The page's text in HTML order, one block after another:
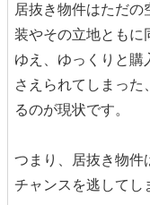
居抜き物件はただ
装やその立地ともに
ゆえ、ゆっくりと購
さえられてしまっ
るのが現状です。
つまり、居抜き物件
チャンスを逃してし